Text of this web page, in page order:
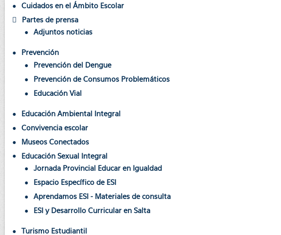
Cuidados en el Ámbito Escolar
Partes de prensa
Adjuntos noticias
Prevención
Prevención del Dengue
Prevención de Consumos Problemáticos
Educación Vial
Educación Ambiental Integral
Convivencia escolar
Museos Conectados
Educación Sexual Integral
Jornada Provincial Educar en Igualdad
Espacio Específico de ESI
Aprendamos ESI - Materiales de consulta
ESI y Desarrollo Curricular en Salta
Turismo Estudiantil